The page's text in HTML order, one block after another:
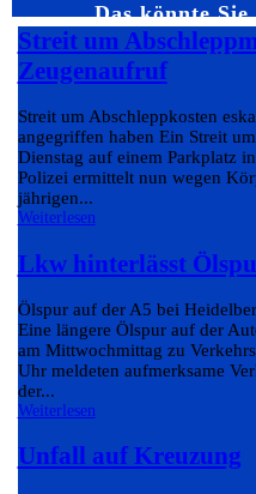
Das könnte
Streit um
Zeugenaufruf
Streit um Abschleppkosten
angegriffen haben Ein Streit
Dienstag auf einem Parkplatz
Polizei ermittelt nun wegen
jährigen...
Weiterlesen
Lkw hinterlässt
Ölspur auf der A5 bei
Eine längere Ölspur auf der
am Mittwochmittag zu
Uhr meldeten aufmerksame
der...
Weiterlesen
Unfall auf Kreuzung